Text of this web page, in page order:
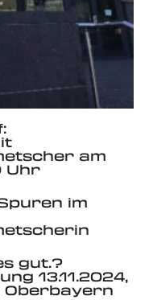
am
Uhr
im
gut.?
13.11.2024,
Oberbayern